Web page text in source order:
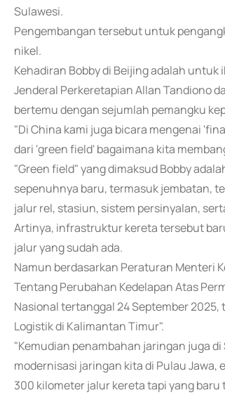
Sulawesi.
Pengembangan tersebut untuk
nikel.
Kehadiran Bobby di Beijing adalah
Jenderal Perkeretapian Allan Tandiono
bertemu dengan sejumlah pemangku
"Di China kami juga bicara mengenai
dari 'green field' bagaimana kita
"Green field" yang dimaksud Bobby
sepenuhnya baru, termasuk jembatan,
jalur rel, stasiun, sistem persinyalan,
Artinya, infrastruktur kereta tersebut
jalur yang sudah ada.
Namun berdasarkan Peraturan Menteri
Tentang Perubahan Kedelapan Atas
Nasional tertanggal 24 September
Logistik di Kalimantan Timur".
"Kemudian penambahan jaringan juga
modernisasi jaringan kita di Pulau Jawa,
300 kilometer jalur kereta tapi yang